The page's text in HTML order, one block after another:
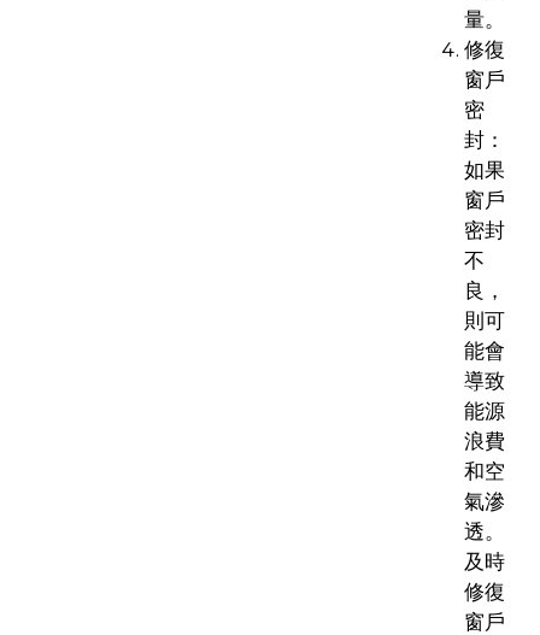
量。
修復
窗戶
密
封：
如果
窗戶
密封
不
良，
則可
能會
導致
能源
浪費
和空
氣滲
透。
及時
修復
窗戶